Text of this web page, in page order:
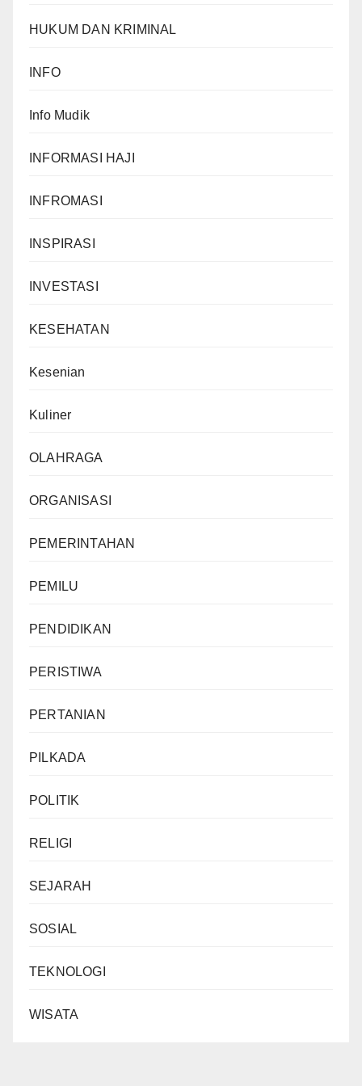
HUKUM DAN KRIMINAL
INFO
Info Mudik
INFORMASI HAJI
INFROMASI
INSPIRASI
INVESTASI
KESEHATAN
Kesenian
Kuliner
OLAHRAGA
ORGANISASI
PEMERINTAHAN
PEMILU
PENDIDIKAN
PERISTIWA
PERTANIAN
PILKADA
POLITIK
RELIGI
SEJARAH
SOSIAL
TEKNOLOGI
WISATA